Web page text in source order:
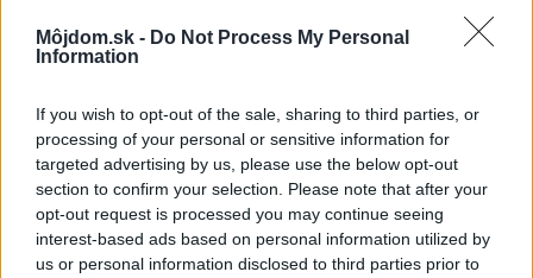
Môjdom.sk - Do Not Process My Personal
Information
If you wish to opt-out of the sale, sharing to third parties, or
processing of your personal or sensitive information for
targeted advertising by us, please use the below opt-out
section to confirm your selection. Please note that after your
opt-out request is processed you may continue seeing
interest-based ads based on personal information utilized by
us or personal information disclosed to third parties prior to